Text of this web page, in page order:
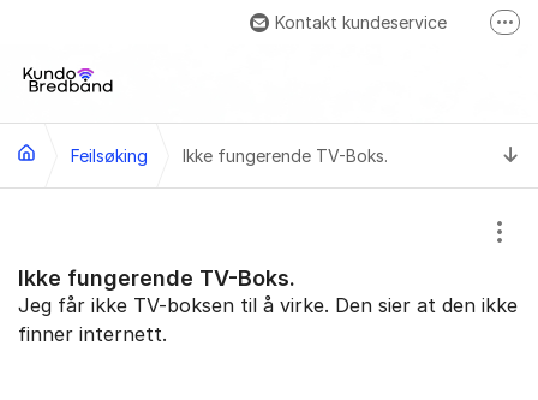
Kontakt kundeservice
Feilsøking Ikke fungerende TV-Boks.
Ikke fungerende TV-Boks.
Vis/
Jeg får ikke TV-boksen til å virke. Den sier at den ikke
finner internett.